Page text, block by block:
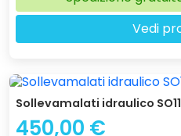
Vedi
Sollevamalati idraulico SO11
450,00 €